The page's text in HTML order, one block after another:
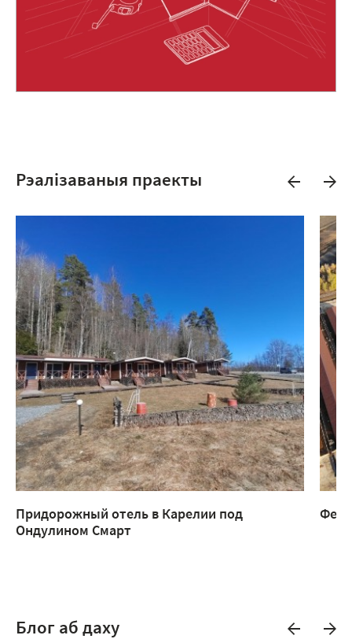
Рэалізаваныя праекты
Придорожный отель в Карелии под
Ондулином Смарт
Блог аб даху